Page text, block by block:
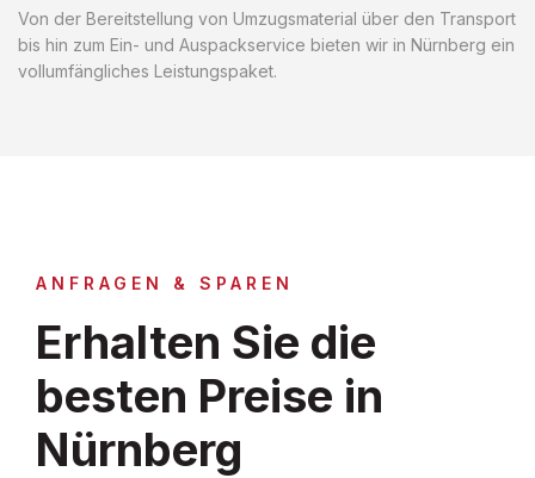
Von der Bereitstellung von Umzugsmaterial über den Transport
bis hin zum Ein- und Auspackservice bieten wir in Nürnberg ein
vollumfängliches Leistungspaket.
ANFRAGEN & SPAREN
Erhalten Sie die
besten Preise in
Nürnberg